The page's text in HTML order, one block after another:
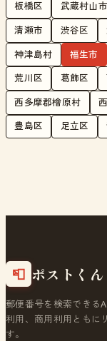
板橋区 武蔵村山市
清瀬市 渋谷区
神津島村 福生市
荒川区 葛飾区
西多摩郡檜原村
豊島区 足立区
📮 ポストくん
郵便番号を検索できる
利用、商用利用ともに
す。